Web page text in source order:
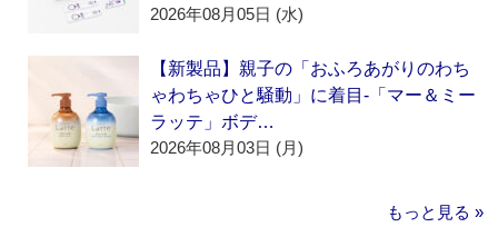
2026年08月05日 (水)
【新製品】親子の「おふろあがりのわち
ゃわちゃひと騒動」に着目‐「マー＆ミー
ラッテ」ボデ…
2026年08月03日 (月)
もっと見る »